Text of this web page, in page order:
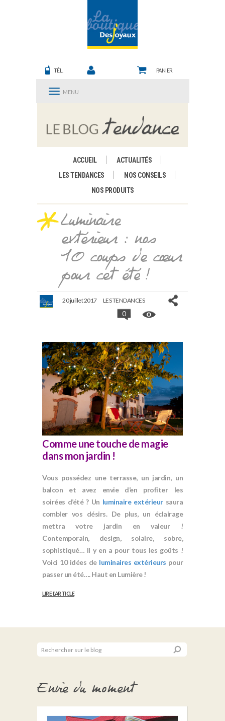
TÉL. PANIER
MENU
ACCUEIL
ACTUALITÉS
LES TENDANCES
NOS CONSEILS
NOS PRODUITS
Luminaire
extérieur : nos
10 coups de cœur
pour cet été !
20 juillet 2017 LES TENDANCES
0
Comme une touche de magie
dans mon jardin !
Vous possédez une terrasse, un jardin, un
balcon et avez envie d’en profiter les
soirées d’été ? Un luminaire extérieursaura
combler vos désirs. De plus, un éclairage
mettra votre jardin en valeur !
Contemporain, design, solaire, sobre,
sophistiqué… Il y en a pour tous les goûts !
Voici 10 idées de luminaires extérieurs pour
passer un été…. Haut en Lumière !
LIRE L’ARTICLE
Envie du moment